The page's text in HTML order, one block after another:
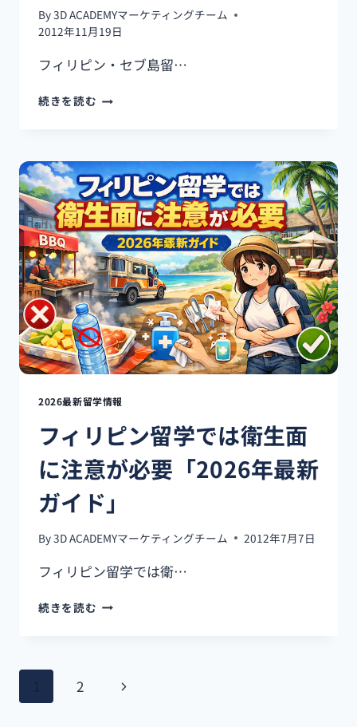
ガ
イ
By3D ACADEMYマーケティングチーム
2012年11月19日
フィリピン・セブ島留…
続きを読む
ン・
セ
ブ
島
留
学
の
長
所・
短
所
【2025
年
新
報】
2026最新留学情報
フィリピン留学では衛生面
に注意が必要「2026年最新
ガイド」
By3D ACADEMYマーケティングチーム 2012年7月7日
フィリピン留学では衛…
続きを読む
ペ
1 2
次